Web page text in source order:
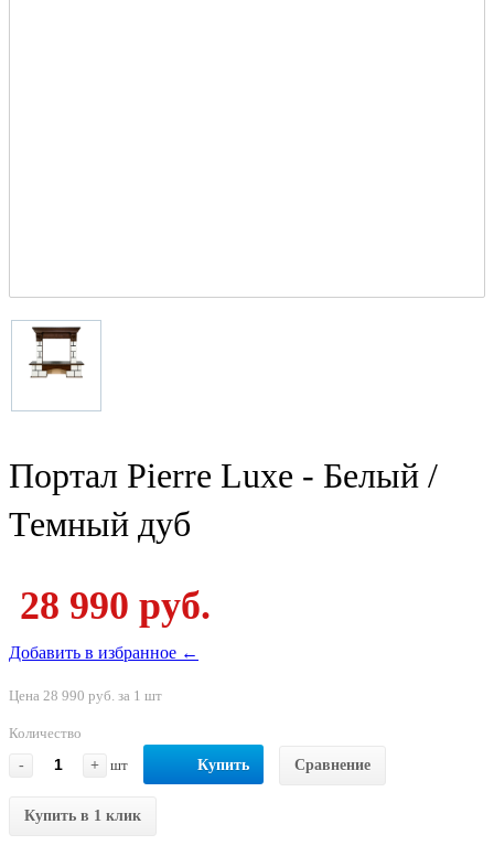
Портал Pierre Luxe - Белый /
Темный дуб
28 990 руб.
Добавить в избранное ←
Цена 28 990 руб. за 1 шт
Количество
-
+ шт Купить Сравнение
Купить в 1 клик